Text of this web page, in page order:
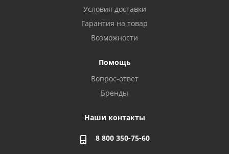
Условия доставки
Гарантия на товар
Возможности
Помощь
Вопрос-ответ
Бренды
Наши контакты
8 800 350-75-60